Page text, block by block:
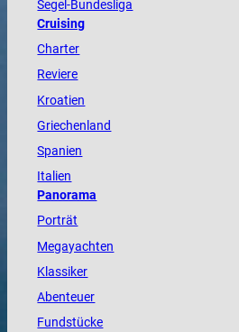
Segel-Bundesliga
Cruising
Charter
Reviere
Kroatien
Griechenland
Spanien
Italien
Panorama
Porträt
Megayachten
Klassiker
Abenteuer
Fundstücke